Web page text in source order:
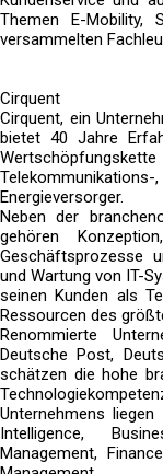
Themen E-
versammelten
Cirquent
Cirquent, ein
bietet 40 Jahre
Energieversorger.
Neben der
gehören
Geschäftsprozesse
und Wartung von IT-
seinen Kunden als
Ressourcen des
Renommierte
Deutsche Post,
schätzen die hohe
Unternehmens
Intelligence,
Management,